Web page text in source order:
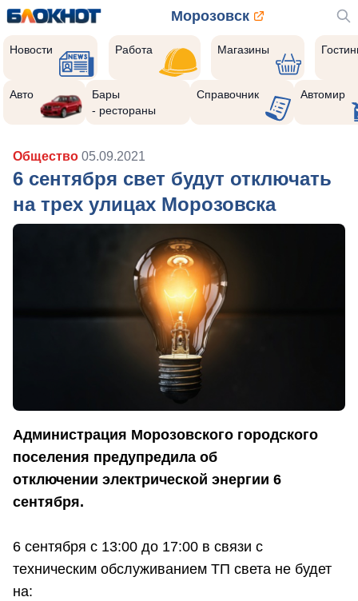
Морозовск
Новости Работа Магазины
Авто
Бары
- рестораны
Справочник Автомир
Общество 05.09.2021
6 сентября свет будут отключать
на трех улицах Морозовска
Администрация Морозовского городского
поселения предупредила об
отключении электрической энергии 6
сентября.
6 сентября с 13:00 до 17:00 в связи с
техническим обслуживанием ТП света не будет
на: